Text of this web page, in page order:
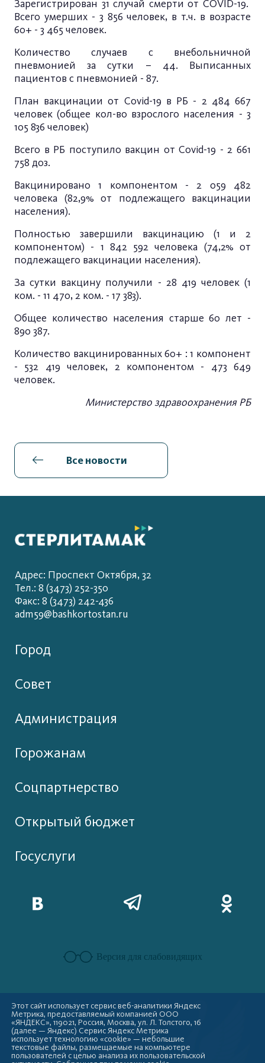
Зарегистрирован 31 случай смерти от COVID-19.
Всего умерших - 3 856 человек, в т.ч. в возрасте
60+ - 3 465 человек.
Количество случаев с внебольничной
пневмонией за сутки – 44. Выписанных
пациентов с пневмонией - 87.
План вакцинации от Covid-19 в РБ - 2 484 667
человек (общее кол-во взрослого населения - 3
105 836 человек)
Всего в РБ поступило вакцин от Covid-19 - 2 661
758 доз.
Вакцинировано 1 компонентом - 2 059 482
человека (82,9% от подлежащего вакцинации
населения).
Полностью завершили вакцинацию (1 и 2
компонентом) - 1 842 592 человека (74,2% от
подлежащего вакцинации населения).
За сутки вакцину получили - 28 419 человек (1
ком. - 11 470, 2 ком. - 17 383).
Общее количество населения старше 60 лет -
890 387.
Количество вакцинированных 60+ : 1 компонент
- 532 419 человек, 2 компонентом - 473 649
человек.
Министерство здравоохранения РБ
Все новости
Адрес: Проспект Октября, 32
Тел.: 8 (3473) 252-350
Факс: 8 (3473) 242-436
adm59@bashkortostan.ru
Город
Совет
Администрация
Горожанам
Соцпартнерство
Открытый бюджет
Госуслуги
Версия для слабовидящих
Этот сайт использует сервис веб-аналитики Яндекс
Метрика, предоставляемый компанией ООО
«ЯНДЕКС», 119021, Россия, Москва, ул. Л. Толстого, 16
(далее — Яндекс) Сервис Яндекс Метрика
использует технологию «cookie» — небольшие
текстовые файлы, размещаемые на компьютере
пользователей с целью анализа их пользовательской